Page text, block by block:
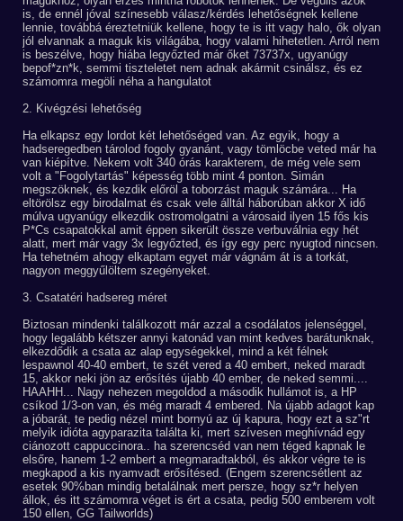
is, de ennél jóval színesebb válasz/kérdés lehetőségnek kellene
lennie, továbbá éreztetniük kellene, hogy te is itt vagy halo, ők olyan
jól elvannak a maguk kis világába, hogy valami hihetetlen. Arról nem
is beszélve, hogy hiába legyőzted már őket 73737x, ugyanúgy
bepof*zn*k, semmi tiszteletet nem adnak akármit csinálsz, és ez
számomra megöli néha a hangulatot
2. Kivégzési lehetőség
Ha elkapsz egy lordot két lehetőséged van. Az egyik, hogy a
hadseregedben tárolod fogoly gyanánt, vagy tömlöcbe veted már ha
van kiépítve. Nekem volt 340 órás karakterem, de még vele sem
volt a "Fogolytartás" képesség több mint 4 ponton. Simán
megszöknek, és kezdik előröl a toborzást maguk számára... Ha
eltörölsz egy birodalmat és csak vele álltál háborúban akkor X idő
múlva ugyanúgy elkezdik ostromolgatni a városaid ilyen 15 fős kis
P*Cs csapatokkal amit éppen sikerült össze verbuválnia egy hét
alatt, mert már vagy 3x legyőzted, és így egy perc nyugtod nincsen.
Ha tehetném ahogy elkaptam egyet már vágnám át is a torkát,
nagyon meggyűlöltem szegényeket.
3. Csatatéri hadsereg méret
Biztosan mindenki találkozott már azzal a csodálatos jelenséggel,
hogy legalább kétszer annyi katonád van mint kedves barátunknak,
elkezdődik a csata az alap egységekkel, mind a két félnek
lespawnol 40-40 embert, te szét vered a 40 embert, neked maradt
15, akkor neki jön az erősítés újabb 40 ember, de neked semmi....
HAAHH... Nagy nehezen megoldod a második hullámot is, a HP
csíkod 1/3-on van, és még maradt 4 embered. Na újabb adagot kap
a jóbarát, te pedig nézel mint bornyú az új kapura, hogy ezt a sz"rt
melyik idióta agyparazita találta ki, mert szívesen meghívnád egy
ciánozott cappuccinora.. ha szerencséd van nem téged kapnak le
elsőre, hanem 1-2 embert a megmaradtakból, és akkor végre te is
megkapod a kis nyamvadt erősítésed. (Engem szerencsétlent az
esetek 90%ban mindig betalálnak mert persze, hogy sz*r helyen
állok, és itt számomra véget is ért a csata, pedig 500 emberem volt
150 ellen, GG Tailworlds)